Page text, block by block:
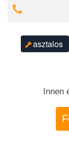
asztalos
Innen